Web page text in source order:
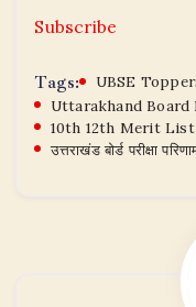
Subscribe
Tags:
UBSE
Uttarakhand Board
10th 12th Merit
उत्तराखंड बोर्ड परीक्षा